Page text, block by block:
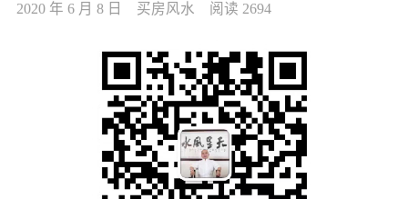
2020 年 6 月 8 日 买房风水 阅读 2694